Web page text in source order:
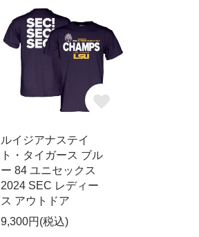
ルイジアナステイ
ト・タイガース ブル
ー 84 ユニセックス
2024 SEC レディー
ス アウトドア
9,300円(税込)